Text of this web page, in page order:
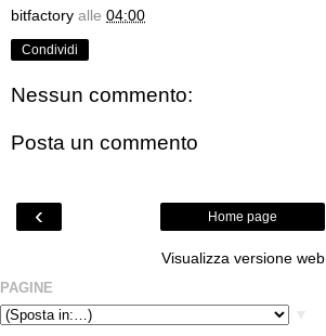
bitfactory alle 04:00
Condividi
Nessun commento:
Posta un commento
‹ Home page
Visualizza versione web
PAGINE